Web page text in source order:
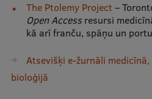
Starptautiskā
Mobilitātes programmas
The Ptolemy Project–
Open Accessresursi
kā arī franču, spāņu un
Atsevišķi e-žurnāli
bioloģijā